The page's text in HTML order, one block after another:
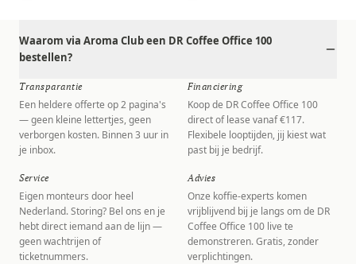
Waarom via Aroma Club een DR Coffee Office 100
bestellen?
Transparantie
Een heldere offerte op 2 pagina's
— geen kleine lettertjes, geen
verborgen kosten. Binnen 3 uur in
je inbox.
Financiering
Koop de DR Coffee Office 100
direct of lease vanaf €117.
Flexibele looptijden, jij kiest wat
past bij je bedrijf.
Service
Eigen monteurs door heel
Nederland. Storing? Bel ons en je
hebt direct iemand aan de lijn —
geen wachtrijen of
ticketnummers.
Advies
Onze koffie-experts komen
vrijblijvend bij je langs om de DR
Coffee Office 100 live te
demonstreren. Gratis, zonder
verplichtingen.